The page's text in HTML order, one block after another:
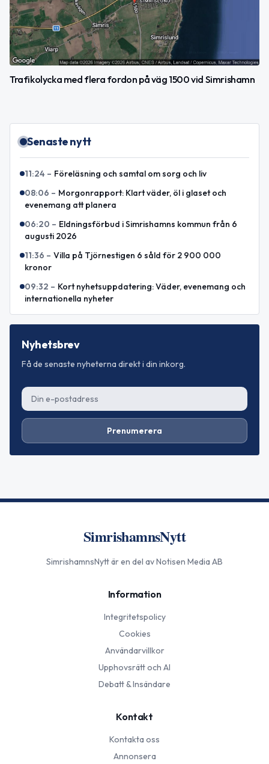
Trafikolycka med flera fordon på väg 1500 vid Simrishamn
Senaste nytt
11:24 – Föreläsning och samtal om sorg och liv
08:06 – Morgonrapport: Klart väder, öl i glaset och
evenemang att planera
06:20 – Eldningsförbud i Simrishamns kommun från 6
augusti 2026
11:36 – Villa på Tjörnestigen 6 såld för 2 900 000
kronor
09:32 – Kort nyhetsuppdatering: Väder, evenemang och
internationella nyheter
Nyhetsbrev
Få de senaste nyheterna direkt i din inkorg.
Prenumerera
SimrishamnsNytt
SimrishamnsNyttär en del av Notisen Media AB
Information
Integritetspolicy
Cookies
Användarvillkor
Upphovsrätt och AI
Debatt & Insändare
Kontakt
Kontakta oss
Annonsera